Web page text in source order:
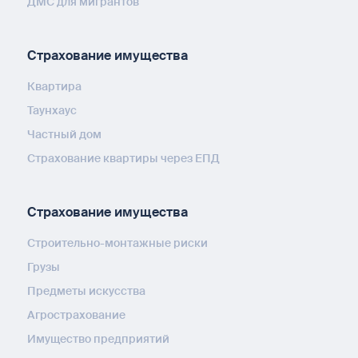
Страхование имущества
Квартира
Таунхаус
Частный дом
Страхование квартиры через ЕПД
Страхование имущества
Строительно-монтажные риски
Грузы
Предметы искусства
Агрострахование
Имущество предприятий